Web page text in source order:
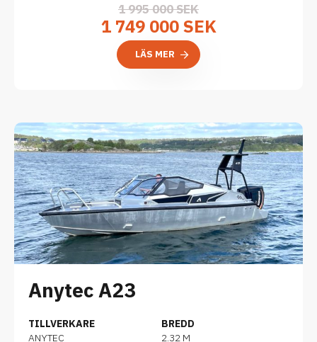
1 995 000 SEK
1 749 000 SEK
LÄS MER
Anytec A23
TILLVERKARE
ANYTEC
BREDD
2.32 M